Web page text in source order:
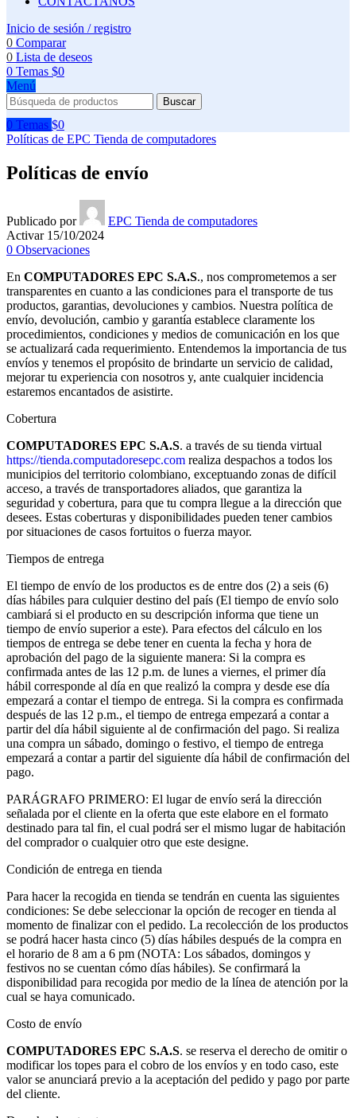
Inicio de sesión / registro
0 Comparar
0 Lista de deseos
0 Temas $0
Menú
Buscar
0 Temas $0
Políticas de EPC Tienda de computadores
Políticas de envío
Publicado por
EPC Tienda de computadores
Activar 15/10/2024
0 Observaciones
En COMPUTADORES EPC S.A.S., nos comprometemos a ser
transparentes en cuanto a las condiciones para el transporte de tus
productos, garantias, devoluciones y cambios. Nuestra política de
envío, devolución, cambio y garantía establece claramente los
procedimientos, condiciones y medios de comunicación en los que
se actualizará cada requerimiento. Entendemos la importancia de tus
envíos y tenemos el propósito de brindarte un servicio de calidad,
mejorar tu experiencia con nosotros y, ante cualquier incidencia
estaremos encantados de asistirte.
Cobertura
COMPUTADORES EPC S.A.S. a través de su tienda virtual
https://tienda.computadoresepc.com realiza despachos a todos los
municipios del territorio colombiano, exceptuando zonas de difícil
acceso, a través de transportadores aliados, que garantiza la
seguridad y cobertura, para que tu compra llegue a la dirección que
desees. Estas coberturas y disponibilidades pueden tener cambios
por situaciones de casos fortuitos o fuerza mayor.
Tiempos de entrega
El tiempo de envío de los productos es de entre dos (2) a seis (6)
días hábiles para culquier destino del país (El tiempo de envío solo
cambiará si el producto en su descripción informa que tiene un
tiempo de envío superior a este). Para efectos del cálculo en los
tiempos de entrega se debe tener en cuenta la fecha y hora de
aprobación del pago de la siguiente manera: Si la compra es
confirmada antes de las 12 p.m. de lunes a viernes, el primer día
hábil corresponde al día en que realizó la compra y desde ese día
empezará a contar el tiempo de entrega. Si la compra es confirmada
después de las 12 p.m., el tiempo de entrega empezará a contar a
partir del día hábil siguiente al de confirmación del pago. Si realiza
una compra un sábado, domingo o festivo, el tiempo de entrega
empezará a contar a partir del siguiente día hábil de confirmación del
pago.
PARÁGRAFO PRIMERO: El lugar de envío será la dirección
señalada por el cliente en la oferta que este elabore en el formato
destinado para tal fin, el cual podrá ser el mismo lugar de habitación
del comprador o cualquier otro que este designe.
Condición de entrega en tienda
Para hacer la recogida en tienda se tendrán en cuenta las siguientes
condiciones: Se debe seleccionar la opción de recoger en tienda al
momento de finalizar con el pedido. La recolección de los productos
se podrá hacer hasta cinco (5) días hábiles después de la compra en
el horario de 8 am a 6 pm (NOTA: Los sábados, domingos y
festivos no se cuentan cómo días hábiles). Se confirmará la
disponibilidad para recogida por medio de la línea de atención por la
cual se haya comunicado.
Costo de envío
COMPUTADORES EPC S.A.S. se reserva el derecho de omitir o
modificar los topes para el cobro de los envíos y en todo caso, este
valor se anunciará previo a la aceptación del pedido y pago por parte
del cliente.